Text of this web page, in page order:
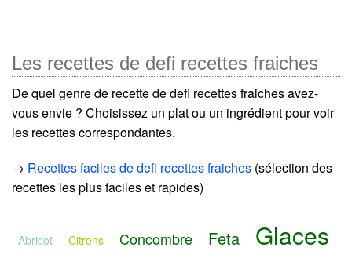
Les recettes de defi recettes fraiches
De quel genre de recette de defi recettes fraiches avez-
vous envie ? Choisissez un plat ou un ingrédient pour voir
les recettes correspondantes.
→ Recettes faciles de defi recettes fraiches (sélection des
recettes les plus faciles et rapides)
Abricot Citrons Concombre Feta Glaces